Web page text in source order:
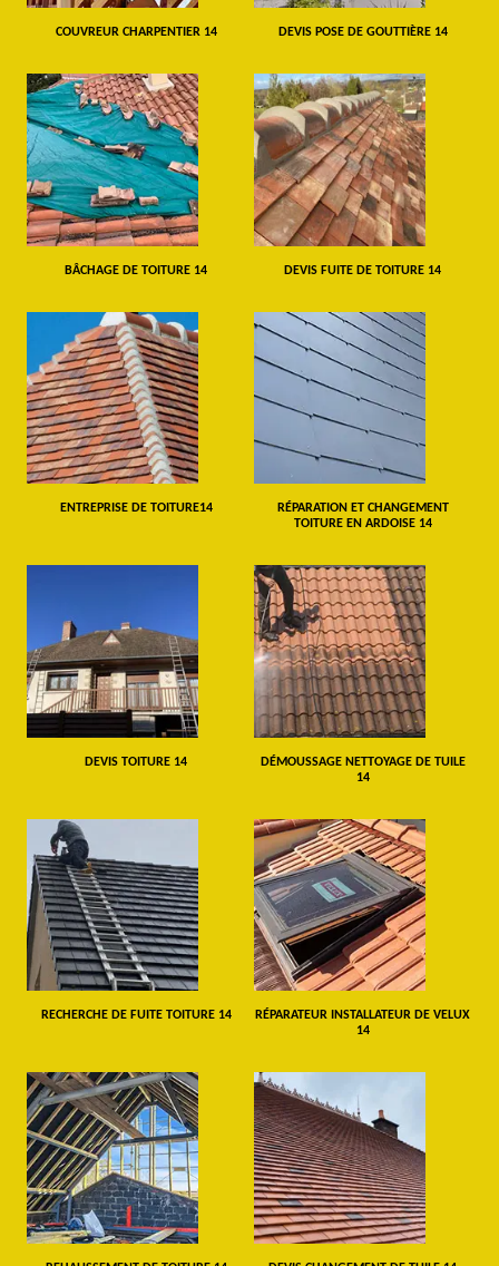
COUVREUR CHARPENTIER 14 DEVIS POSE DE GOUTTIÈRE 14
BÂCHAGE DE TOITURE 14 DEVIS FUITE DE TOITURE 14
ENTREPRISE DE TOITURE14
RÉPARATION ET CHANGEMENT
TOITURE EN ARDOISE 14
DEVIS TOITURE 14
DÉMOUSSAGE NETTOYAGE DE TUILE
14
RECHERCHE DE FUITE TOITURE 14
RÉPARATEUR INSTALLATEUR DE VELUX
14